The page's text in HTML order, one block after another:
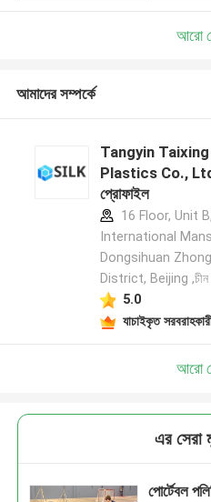
আরো
আমাদের সম্পর্কে
Tangyin
Plastics Co.,
প্রোফাইল
16 Floor, Unit
International
Dongsihuan
District, Beijing ,চীন
5.0
যাচাইকৃত
আরো
এর সেরা
পোর্টেবল